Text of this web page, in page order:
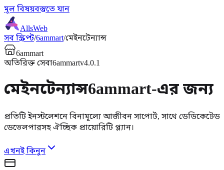
মূল বিষয়বস্তুতে যান
AllsWeb
সব স্ক্রিপ্ট/6ammart/মেইনটেন্যান্স
6ammart
অতিরিক্ত সেবা6ammartv4.0.1
মেইনটেন্যান্স6ammart-এর জন্য
প্রতিটি ইনস্টলেশনে বিনামূল্যে আজীবন সাপোর্ট, সাথে ডেডিকেটেড
ডেভেলপারসহ ঐচ্ছিক প্রায়োরিটি প্ল্যান।
এখনই কিনুন